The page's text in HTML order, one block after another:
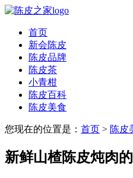
首页
新会陈皮
陈皮品牌
陈皮茶
小青柑
陈皮百科
陈皮美食
您现在的位置是： 首页 > 陈皮
新鲜山楂陈皮炖肉